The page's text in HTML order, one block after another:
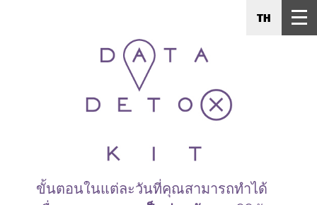
TH
ขั้นตอนในแต่ละวันที่คุณสามารถทำได้